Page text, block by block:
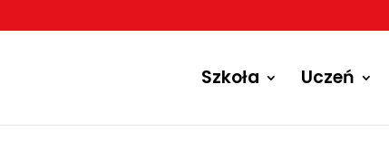
Szkoła Uczeń